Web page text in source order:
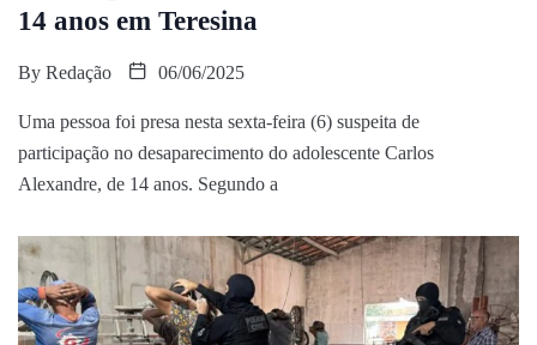
14 anos em Teresina
By Redação 06/06/2025
Uma pessoa foi presa nesta sexta-feira (6) suspeita de
participação no desaparecimento do adolescente Carlos
Alexandre, de 14 anos. Segundo a